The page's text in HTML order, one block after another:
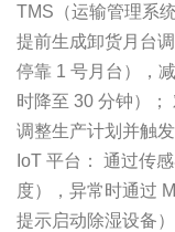
TMS（运输管理系
提前生成卸货月台
停靠 1 号月台），
时降至 30 分钟）
调整生产计划并触发
IoT 平台： 通过传
度），异常时通过
提示启动除湿设备